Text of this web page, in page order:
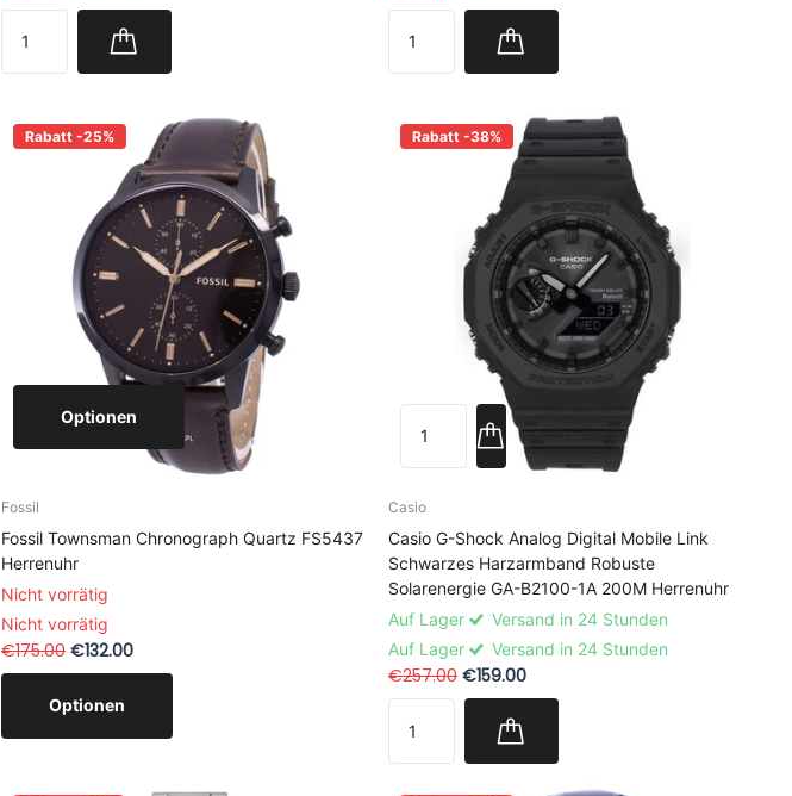
Rabatt -25%
Optionen
Fossil
Fossil Townsman Chronograph Quartz FS5437
Herrenuhr
Nicht vorrätig
Nicht vorrätig
€175.00 €132.00
Optionen
Rabatt -38%
Casio
Casio G-Shock Analog Digital Mobile Link
Schwarzes Harzarmband Robuste
Solarenergie GA-B2100-1A 200M Herrenuhr
Auf Lager
Versand in 24 Stunden
Auf Lager
Versand in 24 Stunden
€257.00 €159.00